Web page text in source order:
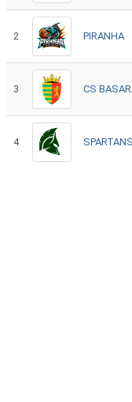
2 PIRANHA
3 CS
4 SPARTANS